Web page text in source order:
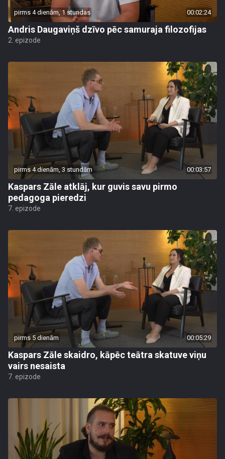
pirms 4 dienām, 1 stundas 00:02:24
Andris Daugaviņš dzīvo pēc samuraja filozofijas
2. epizode
pirms 4 dienām, 3 stundām 00:03:57
Kaspars Zāle atklāj, kur guvis savu pirmo
pedagoga pieredzi
7. epizode
pirms 5 dienām 00:05:29
Kaspars Zāle skaidro, kāpēc teātra skatuve viņu
vairs nesaista
7. epizode